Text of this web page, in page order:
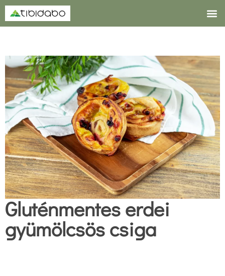
Gluténmentes erdei
gyümölcsös csiga